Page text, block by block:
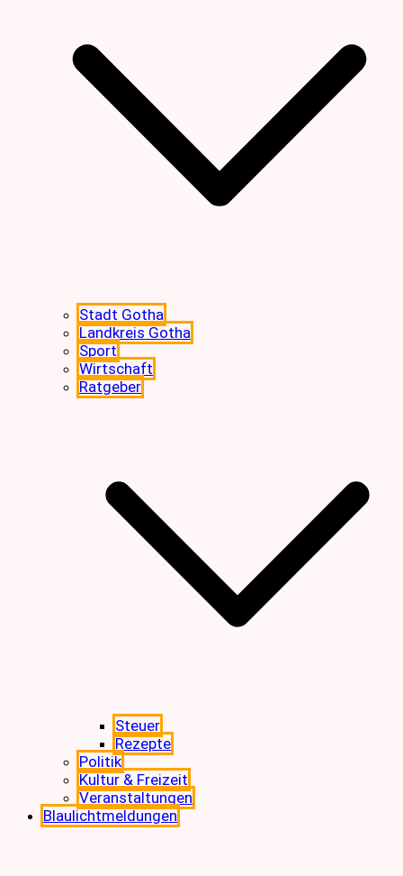
Stadt Gotha
Landkreis Gotha
Sport
Wirtschaft
Ratgeber
Steuer
Rezepte
Politik
Kultur & Freizeit
Veranstaltungen
Blaulichtmeldungen